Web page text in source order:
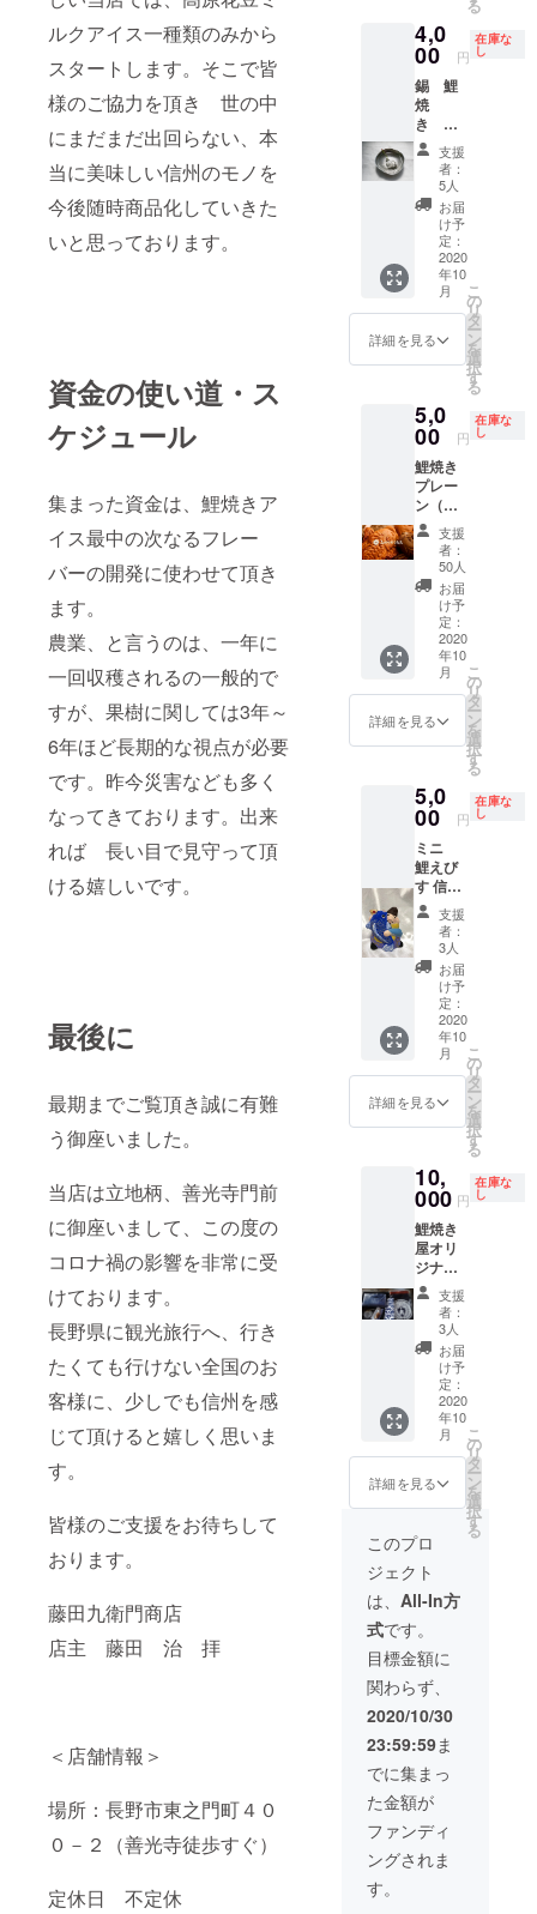
ルクアイス一種類のみから
スタートします。そこで皆
様のご協力を頂き 世の中
にまだまだ出回らない、本
当に美味しい信州のモノを
今後随時商品化していきた
いと思っております。
資金の使い道・ス
ケジュール
集まった資金は、鯉焼きア
イス最中の次なるフレー
バーの開発に使わせて頂き
ます。
農業、と言うのは、一年に
一回収穫されるの一般的で
すが、果樹に関しては3年～
6年ほど長期的な視点が必要
です。昨今災害なども多く
なってきております。出来
れば 長い目で見守って頂
ける嬉しいです。
最後に
最期までご覧頂き誠に有難
う御座いました。
当店は立地柄、善光寺門前
に御座いまして、この度の
コロナ禍の影響を非常に受
けております。
長野県に観光旅行へ、行き
たくても行けない全国のお
客様に、少しでも信州を感
じて頂けると嬉しく思いま
す。
皆様のご支援をお待ちして
おります。
藤田九衛門商店
店主 藤田 治 拝
＜店舗情報＞
場所：長野市東之門町４０
０－２（善光寺徒歩すぐ）
定休日 不定休
す。
る
4,0
00 円
在庫な
し
錫 鯉
焼
き
１匹 錫
製 鯉
焼き出
来まし
たー！
ペーパ
ウエイ
ト、お
香立
て、花
生けに
入れて
す！
作 錫
匠 中
元 司 氏
支援
者：
5人
お届
け予
定：
2020
年10
月
詳細を見る
こ
の
リ
タ
ー
ン
を
選
択
す
る
5,0
00 円
在庫な
し
鯉焼き
プレー
ン（花
豆ア
ン）3匹
（冷
凍） 佐
久鯉焼
き（花
豆ア
ン）3匹
（冷
凍）
1箱
鯉焼き
（花豆
ミルク
アイ
ス）6匹
（冷
凍） 1
箱
支援
者：
50人
お届
け予
定：
2020
年10
月
詳細を見る
こ
の
リ
タ
ー
ン
を
選
択
す
る
5,0
00 円
在庫な
し
ミニ
鯉えび
す 信州
なかの
土人
形 手
のひら
サイズ
の 鯉
えびす
人形で
す。
支援
者：
3人
お届
け予
定：
2020
年10
月
詳細を見る
こ
の
リ
タ
ー
ン
を
選
択
す
る
10,
000 円
在庫な
し
鯉焼き
屋オリ
ジナル
ステッ
カー1
枚。 鯉
焼き屋
オリジ
ナル
キーホ
ルダー1
匹。 鯉
焼き屋
オリジ
ナル手
ぬぐい1
枚。 鯉
焼き屋
オリジ
ナルＴ
シャツ
紺1枚。
鯉焼き
屋オリ
ジナル
前掛1
枚。
支援
者：
3人
お届
け予
定：
2020
年10
月
詳細を見る
こ
の
リ
タ
ー
ン
を
選
択
す
る
このプロ
ジェクト
は、 All-In方
式です。
目標金額に
関わらず、
2020/10/30
23:59:59ま
でに集まっ
た金額が
ファンディ
ングされま
す。